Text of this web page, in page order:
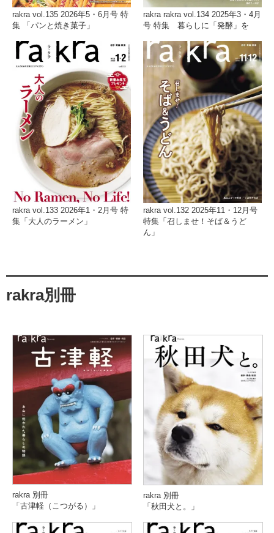
rakra vol.135 2026年5・6月号 特
集 「パンと焼き菓子」
rakra rakra vol.134 2025年3・4月
号 特集 暮らしに「発酵」を
rakra vol.133 2026年1・2月号 特
集「大人のラーメン」
rakra vol.132 2025年11・12月号
特集「召しませ！そば＆うど
ん」
rakra別冊
rakra 別冊
「古津軽（こつがる）」
rakra 別冊
「秋田犬と。」